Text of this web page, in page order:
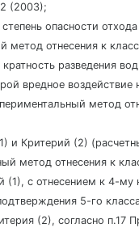
(2003);
опасности
метод отнесения к
разведения
вредное воздействие
метод
и Критерий (2)
метод отнесения к
(1), с отнесением к 4-му
5-го
(2), согласно п.17